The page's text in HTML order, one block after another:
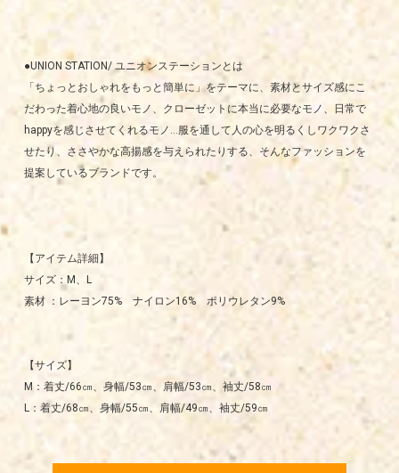
●UNION STATION/ ユニオンステーションとは
「ちょっとおしゃれをもっと簡単に」をテーマに、素材とサイズ感にこ
だわった着心地の良いモノ、クローゼットに本当に必要なモノ、日常で
happyを感じさせてくれるモノ…服を通して人の心を明るくしワクワクさ
せたり、ささやかな高揚感を与えられたりする、そんなファッションを
提案しているブランドです。
【アイテム詳細】
サイズ：M、L
素材 ：レーヨン75% ナイロン16% ポリウレタン9%
【サイズ】
M：着丈/66㎝、身幅/53㎝、肩幅/53㎝、袖丈/58㎝
L：着丈/68㎝、身幅/55㎝、肩幅/49㎝、袖丈/59㎝